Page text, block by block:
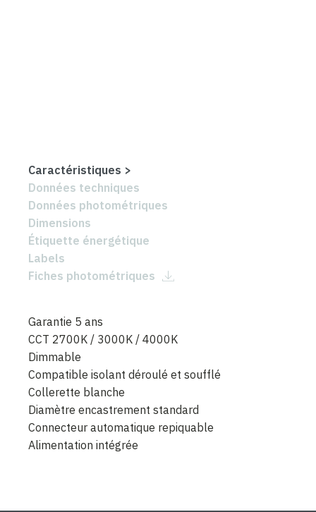
Caractéristiques >
Données techniques
Données photométriques
Dimensions
Étiquette énergétique
Labels
Fiches photométriques
Garantie 5 ans
CCT 2700K / 3000K / 4000K
Dimmable
Compatible isolant déroulé et soufflé
Collerette blanche
Diamètre encastrement standard
Connecteur automatique repiquable
Alimentation intégrée